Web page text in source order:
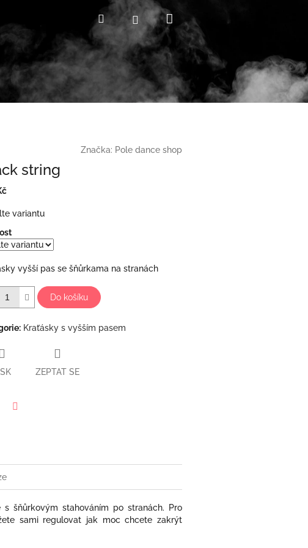
HledatPřihlášeníNákupní
košík
Značka: Pole dance shop
string
variantu
vyšší pas se šňůrkama na stranách
Do košíku
: Kraťásky s vyšším pasem
ZEPTAT SE
šňůrkovým stahováním po stranách. Pro
sami regulovat jak moc chcete zakrýt